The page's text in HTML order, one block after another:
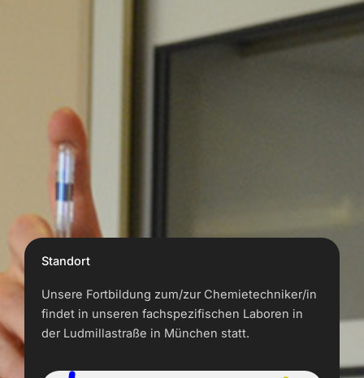
Standort
Unsere Fortbildung zum/zur Chemietechniker/in
findet in unseren fachspezifischen Laboren in
der Ludmillastraße in München statt.